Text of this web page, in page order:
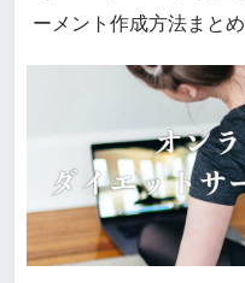
ーメント作成方法まとめ